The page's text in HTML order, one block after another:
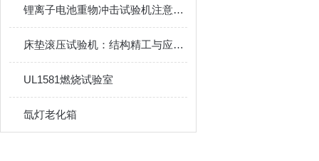
锂离子电池重物冲击试验机注意事项
床垫滚压试验机：结构精工与应用广泛
UL1581燃烧试验室
氙灯老化箱